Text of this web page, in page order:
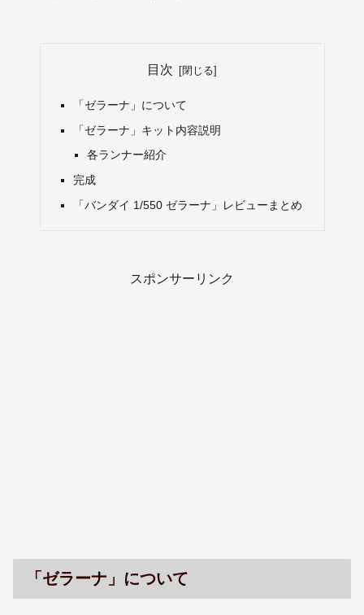
目次
「ゼラーナ」について
「ゼラーナ」キット内容説明
各ランナー紹介
完成
「バンダイ 1/550 ゼラーナ」レビューまとめ
スポンサーリンク
「ゼラーナ」について